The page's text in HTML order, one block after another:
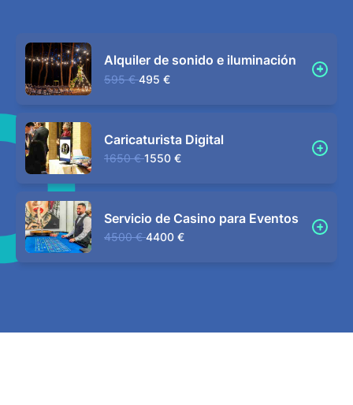
Alquiler de sonido e iluminación
595 € 495 €
Caricaturista Digital
1650 € 1550 €
Servicio de Casino para Eventos
4500 € 4400 €